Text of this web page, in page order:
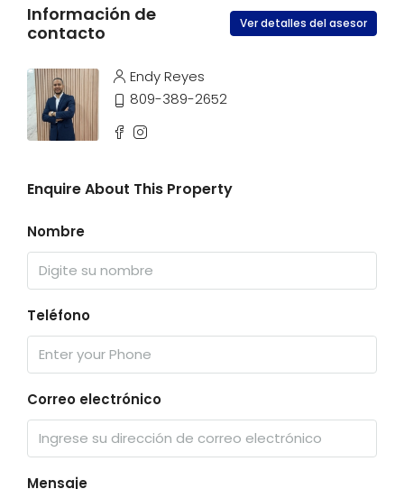
Información de
contacto
Ver detalles del asesor
Endy Reyes
809-389-2652
Enquire About This Property
Nombre
Teléfono
Correo electrónico
Mensaje